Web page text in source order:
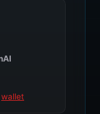
wallet